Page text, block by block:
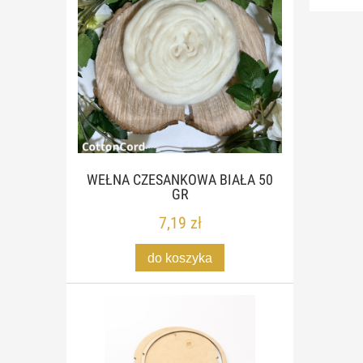
WEŁNA CZESANKOWA BIAŁA 50
GR
7,19 zł
do koszyka